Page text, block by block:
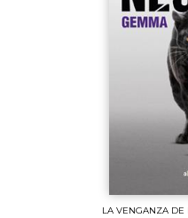
LA VENGANZA DE